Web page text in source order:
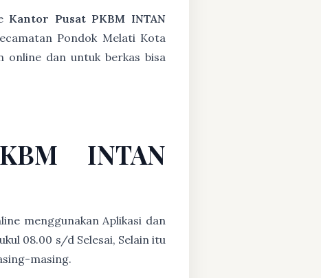
Kantor Pusat PKBM INTAN
Pondok Melati Kota
online dan untuk berkas bisa
INTAN
menggunakan Aplikasi dan
08.00 s/d Selesai, Selain itu
masing.